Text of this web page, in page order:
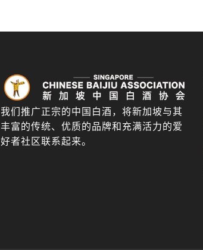
我们推广正宗的中国白酒，将新加坡与其
丰富的传统、优质的品牌和充满活力的爱
好者社区联系起来。